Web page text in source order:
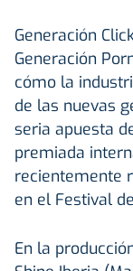
Generación
Generación
cómo la
de las nuevas
seria apuesta
premiada
recientemente
en el Festival
En la